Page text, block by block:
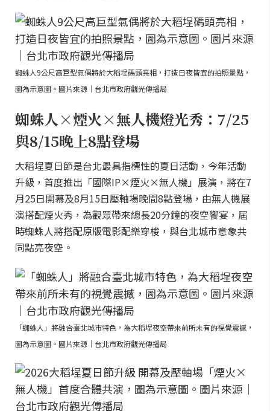
蜘蛛人9公尺高巨型氣偶將於大稻埕碼頭亮相，打造日夜皆宜的拍照景點，
圖為示意圖。圖片來源｜台北市政府觀光傳播局
蜘蛛人×煙火×無人機燈光秀：7/25
與8/15晚上8點登場
大稻埕夏日節是台北最具指標性的夏日活動，今年活動
升級，首度推出「國際IP×煙火×無人機」展演，將在7
月25日開幕及8月15日壓軸場晚間8點登場，由無人機展
演搭配煙火秀，為觀眾帶來總長20分鐘的夜空饗宴，屆
時蜘蛛人將搭配原版電影配樂穿梭，與台北城市意象共
同點亮夜空。
「蜘蛛人」將融合臺北城市特色，為大稻埕夜空帶來前所未有的視覺震撼，
圖為示意圖。圖片來源｜台北市政府觀光傳播局